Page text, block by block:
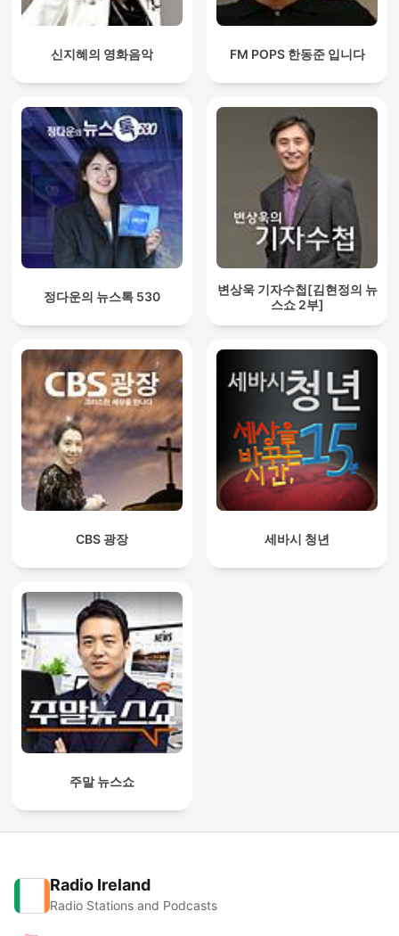
신지혜의 영화음악 FM POPS 한동준 입니다
정다운의 뉴스톡 530
변상욱 기자수첩[김현정의 뉴
스쇼 2부]
CBS 광장 세바시 청년
주말 뉴스쇼
Radio Ireland
Radio Stations and Podcasts